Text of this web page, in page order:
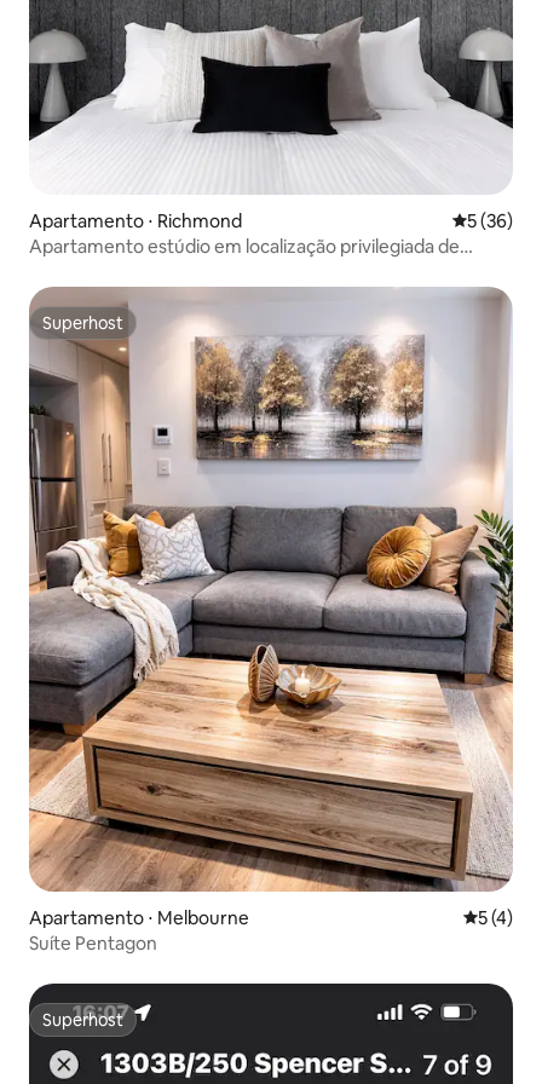
Apartamento ⋅ Richmond 5 de uma
5 (36)
Apartamento estúdio em localização privilegiada de
Superhost
Superhost
Apartamento ⋅ Melbourne 5 de
5 (4)
Suíte Pentagon
Superhost
Superhost